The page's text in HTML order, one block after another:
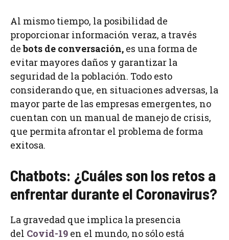
Al mismo tiempo, la posibilidad de
proporcionar información veraz, a través
debots de conversación, es una forma de
evitar mayores daños y garantizar la
seguridad de la población. Todo esto
considerando que, en situaciones adversas, la
mayor parte de las empresas emergentes, no
cuentan con un manual de manejo de crisis,
que permita afrontar el problema de forma
exitosa.
Chatbots: ¿Cuáles son los retos a
enfrentar durante el Coronavirus?
La gravedad que implica la presencia
del Covid-19 en el mundo, no sólo está